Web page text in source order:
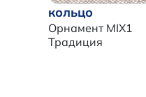
кольцо
Орнамент MIX1
Традиция